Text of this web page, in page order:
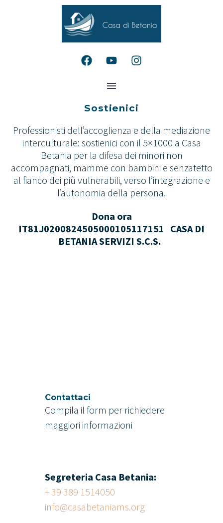
Sostienici
Professionisti dell’accoglienza e della mediazione
interculturale: sostienici con il 5×1000 a Casa
Betania per la difesa dei minori non
accompagnati, mamme con bambini e senzatetto
al fianco dei più vulnerabili, verso l’integrazione e
l’autonomia della persona.
Dona ora
IT81J0200824505000105117151 CASA DI
BETANIA SERVIZI S.C.S.
Contattaci
Compila il form per richiedere
maggiori informazioni
Segreteria Casa Betania:
+ 39 389 1514050
info@casabetaniams.org